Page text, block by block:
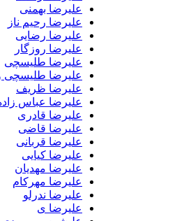
علیرضا بهمنی
علیرضا رحیم ناز
علیرضا رضایی
علیرضا روزگار
علیرضا طلیسچی
علیرضا طلیسچی و سعید
علیرضا ظریف
علیرضا عباس زاده
علیرضا قادری
علیرضا قاضی
علیرضا قربانی
علیرضا کیایی
علیرضا مهدیان
علیرضا مهرکام
علیرضا ندرلو
علیرضا ی